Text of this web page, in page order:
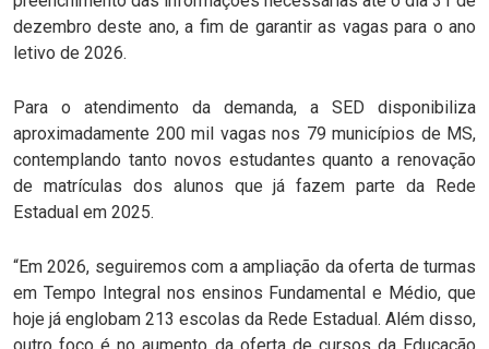
dezembro deste ano, a fim de garantir as vagas para o ano
letivo de 2026.
Para o atendimento da demanda, a SED disponibiliza
aproximadamente 200 mil vagas nos 79 municípios de MS,
contemplando tanto novos estudantes quanto a renovação
de matrículas dos alunos que já fazem parte da Rede
Estadual em 2025.
“Em 2026, seguiremos com a ampliação da oferta de turmas
em Tempo Integral nos ensinos Fundamental e Médio, que
hoje já englobam 213 escolas da Rede Estadual. Além disso,